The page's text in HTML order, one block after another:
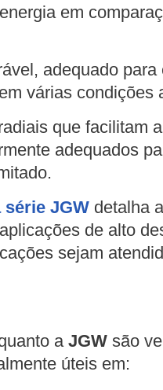
em
adequado para
várias condições
que facilitam a
adequados
JGWdetalha
de alto
sejam
aJGWsão
úteis em: